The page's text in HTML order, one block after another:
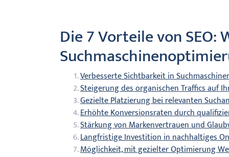
Die 7 Vorteile von SEO:
Verbesserte Sichtbarkeit in
Steigerung des organischen Traffics auf
Gezielte Platzierung bei relevanten
Erhöhte Konversionsraten durch
Stärkung von Markenvertrauen und
Langfristige Investition in nachhaltiges
Möglichkeit, mit gezielter Optimierung